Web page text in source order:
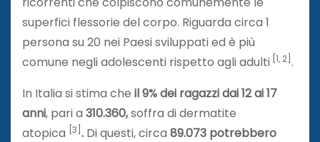
superfici flessorie del corpo. Riguarda circa 1
persona su 20 nei Paesi sviluppati ed è più
comune negli adolescenti rispetto agli adulti [1, 2] .
In Italia si stima che il 9% dei ragazzi dai 12 ai 17
anni, pari a 310.360,soffra di dermatite
atopica [3] . Di questi, circa 89.073 potrebbero